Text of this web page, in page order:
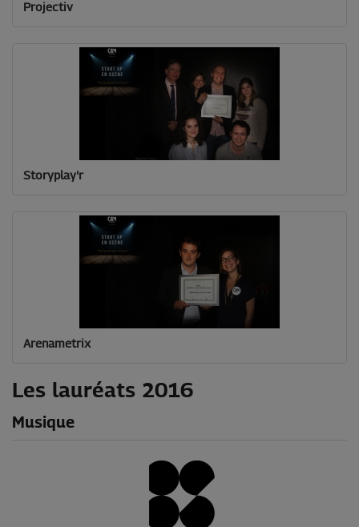
Projectiv
Storyplay'r
Arenametrix
Les lauréats 2016
Musique